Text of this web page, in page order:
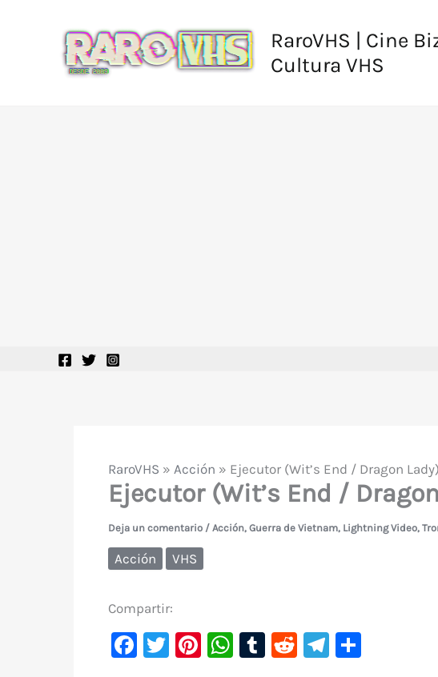
RaroVHS | Cine
Cultura VHS
RaroVHS » Acción » Ejecutor (Wit’s End / Dragon Lady)
Ejecutor (Wit’s End /
Deja un comentario / Acción, Guerra de Vietnam, Lightning Video,
Acción VHS
Compartir:
F
T
Pi W T
R Te C